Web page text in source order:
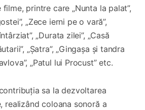
printre care „Nunta la palat”,
„Zece ierni pe o vară”,
„Durata zilei”, „Casă
„Șatra”, „Gingașa și tandra
„Patul lui Procust” etc.
sa la dezvoltarea
realizând coloana sonoră a